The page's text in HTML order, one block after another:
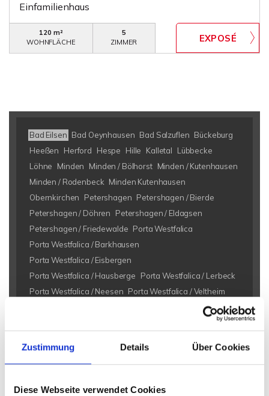
Zustimmung Details Über Cookies
Diese Webseite verwendet Cookies
Einfamilienhaus
120 m²
WOHNFLÄCHE
5
ZIMMER
Bad Eilsen Bad Oeynhausen Bad Salzuflen Bückeburg
Heeßen
Herford Hespe Hille Kalletal
Lübbecke
Löhne
Minden Minden / Bölhorst Minden / Kutenhausen
Minden / Rodenbeck Minden Kutenhausen
Obernkirchen
Petershagen Petershagen / Bierde
Petershagen / Döhren
Petershagen / Eldagsen
Petershagen / Friedewalde Porta Westfalica
Porta Westfalica / Barkhausen
Porta Westfalica / Eisbergen
Porta Westfalica / Hausberge
Porta Westfalica / Lerbeck
Porta Westfalica / Neesen Porta Westfalica / Veltheim
Vlotho
Immo Bad Eilsen
Wohnungsanzeigen Bad Eilsen
Wohnung Bad Eilsen